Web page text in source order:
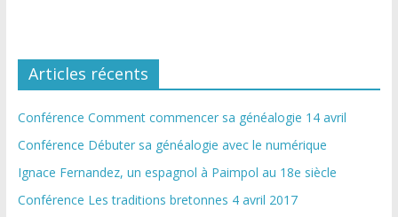
Articles récents
Conférence Comment commencer sa généalogie 14 avril
Conférence Débuter sa généalogie avec le numérique
Ignace Fernandez, un espagnol à Paimpol au 18e siècle
Conférence Les traditions bretonnes 4 avril 2017